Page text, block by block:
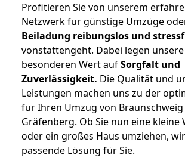
Profitieren Sie von unserem
Netzwerk für günstige Umzüge
Beiladung reibungslos und
vonstattengeht. Dabei legen
besonderen Wert aufSorgfalt und
Zuverlässigkeit. Die Qualität und
Leistungen machen uns zu der
für Ihren Umzug von Braunschweig
Gräfenberg. Ob Sie nun eine kleine
oder ein großes Haus umziehen,
passende Lösung für Sie.